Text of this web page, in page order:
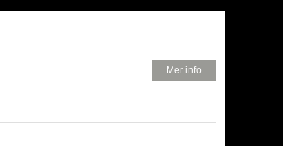
Mer info